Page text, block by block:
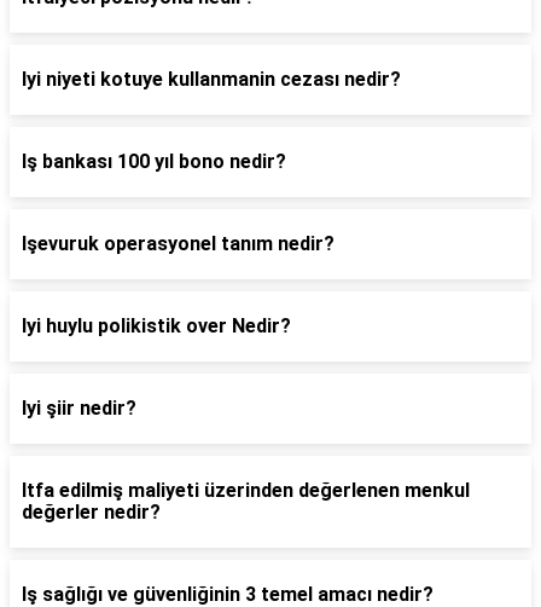
Iyi niyeti kotuye kullanmanin cezası nedir?
Iş bankası 100 yıl bono nedir?
Işevuruk operasyonel tanım nedir?
Iyi huylu polikistik over Nedir?
Iyi şiir nedir?
Itfa edilmiş maliyeti üzerinden değerlenen menkul
değerler nedir?
Iş sağlığı ve güvenliğinin 3 temel amacı nedir?